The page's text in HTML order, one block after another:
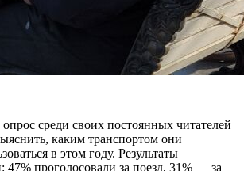
среди своих постоянных читателей
каким транспортом они
в этом году. Результаты
47% проголосовали за поезд, 31% — за